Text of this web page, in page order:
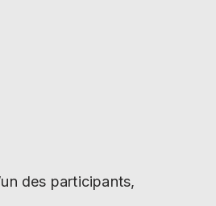
des participants,